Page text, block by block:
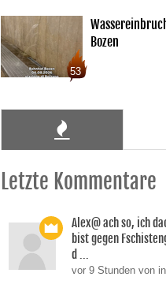
53
Bozen
Letzte Kommentare
Alex@ ach so, ich
bist gegen
d ...
vor 9 Stunden von